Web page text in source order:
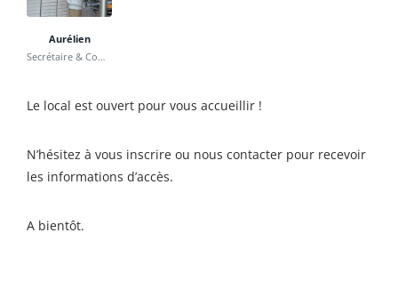
Aurélien
Secrétaire & Communication
Le local est ouvert pour vous accueillir !
N’hésitez à vous inscrire ou nous contacter pour recevoir
les informations d’accès.
A bientôt.